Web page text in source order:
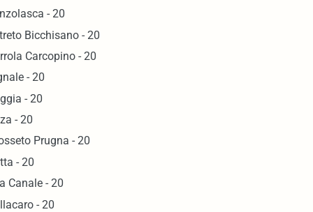
- 20
Bicchisano - 20
Carcopino - 20
- 20
- 20
- 20
Prugna - 20
- 20
Canale - 20
- 20